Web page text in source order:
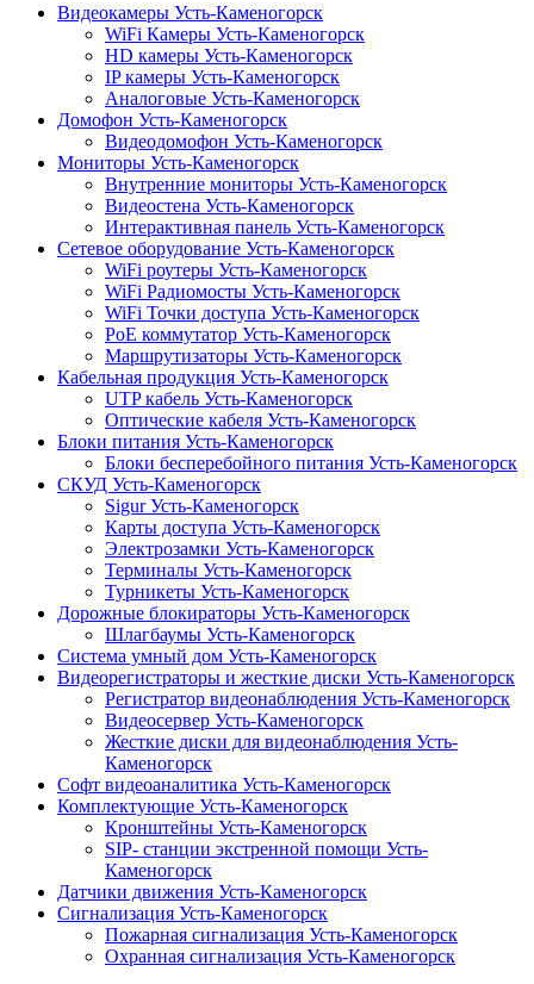
Видеокамеры Усть-Каменогорск
WiFi Камеры Усть-Каменогорск
HD камеры Усть-Каменогорск
IP камеры Усть-Каменогорск
Аналоговые Усть-Каменогорск
Домофон Усть-Каменогорск
Видеодомофон Усть-Каменогорск
Мониторы Усть-Каменогорск
Внутренние мониторы Усть-Каменогорск
Видеостена Усть-Каменогорск
Интерактивная панель Усть-Каменогорск
Сетевое оборудование Усть-Каменогорск
WiFi роутеры Усть-Каменогорск
WiFi Радиомосты Усть-Каменогорск
WiFi Точки доступа Усть-Каменогорск
PoE коммутатор Усть-Каменогорск
Маршрутизаторы Усть-Каменогорск
Кабельная продукция Усть-Каменогорск
UTP кабель Усть-Каменогорск
Оптические кабеля Усть-Каменогорск
Блоки питания Усть-Каменогорск
Блоки бесперебойного питания Усть-Каменогорск
СКУД Усть-Каменогорск
Sigur Усть-Каменогорск
Карты доступа Усть-Каменогорск
Электрозамки Усть-Каменогорск
Терминалы Усть-Каменогорск
Турникеты Усть-Каменогорск
Дорожные блокираторы Усть-Каменогорск
Шлагбаумы Усть-Каменогорск
Система умный дом Усть-Каменогорск
Видеорегистраторы и жесткие диски Усть-Каменогорск
Регистратор видеонаблюдения Усть-Каменогорск
Видеосервер Усть-Каменогорск
Жесткие диски для видеонаблюдения Усть-
Каменогорск
Софт видеоаналитика Усть-Каменогорск
Комплектующие Усть-Каменогорск
Кронштейны Усть-Каменогорск
SIP- станции экстренной помощи Усть-
Каменогорск
Датчики движения Усть-Каменогорск
Сигнализация Усть-Каменогорск
Пожарная сигнализация Усть-Каменогорск
Охранная сигнализация Усть-Каменогорск